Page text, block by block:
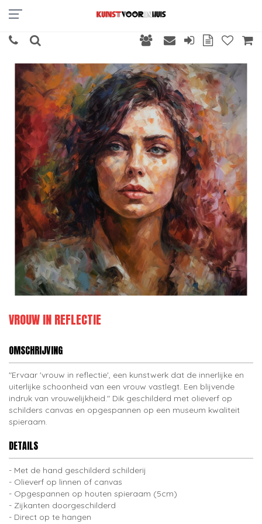
VROUW IN REFLECTIE
OMSCHRIJVING
"Ervaar 'vrouw in reflectie', een kunstwerk dat de innerlijke en
uiterlijke schoonheid van een vrouw vastlegt. Een blijvende
indruk van vrouwelijkheid." Dik geschilderd met olieverf op
schilders canvas en opgespannen op een museum kwaliteit
spieraam.
DETAILS
Met de hand geschilderd schilderij
Olieverf op linnen of canvas
Opgespannen op houten spieraam (5cm)
Zijkanten doorgeschilderd
Direct op te hangen